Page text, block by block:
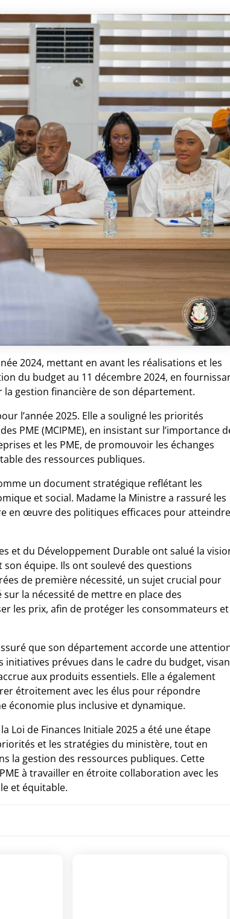
2024, mettant en avant les réalisations et les
du budget au 11 décembre 2024, en
gestion financière de son département.
l’année 2025. Elle a souligné les priorités
PME (MCIPME), en insistant sur l’importance
et les PME, de promouvoir les échanges
des ressources publiques.
un document stratégique reflétant les
et social. Madame la Ministre a rassuré les
en œuvre des politiques efficaces pour atteindre
et du Développement Durable ont salué la
équipe. Ils ont soulevé des questions
de première nécessité, un sujet crucial pour
la nécessité de mettre en place des
les prix, afin de protéger les consommateurs et
que son département accorde une
prévues dans le cadre du budget,
aux produits essentiels. Elle a également
étroitement avec les élus pour répondre
économie plus inclusive et dynamique.
Loi de Finances Initiale 2025 a été une étape
et les stratégies du ministère, tout en
la gestion des ressources publiques. Cette
à travailler en étroite collaboration avec les
et équitable.